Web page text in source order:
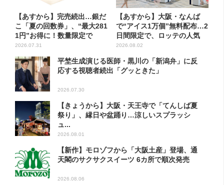
【あすから】完売続出…銀だ
こ「夏の回数券」、“最大281
1円”お得に！数量限定で
2026.07.31
【あすから】大阪・なんば
で“アイス1万個”無料配布…2
日間限定で、ロッテの人気
商...
2026.08.02
平埜生成演じる医師・黒川の「新潟弁」に反
応する視聴者続出「グッときた」
2026.07.30
【きょうから】大阪・天王寺で「てんしば夏
祭り」、縁日や盆踊り…涼しいスプラッシ
ュ...
2026.08.01
【新作】モロゾフから「大阪土産」登場、通
天閣のサクサクスイーツ 6カ所で順次発売
2026.08.06